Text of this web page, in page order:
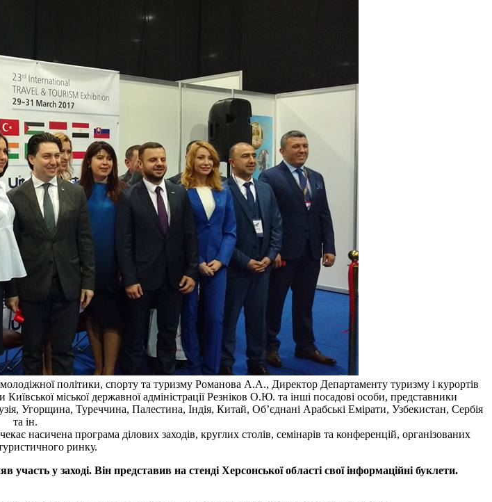
політики, спорту та туризму Романова А.А., Директор Департаменту туризму і курортів
міської державної адміністрації Резніков О.Ю. та інші посадові особи, представники
Угорщина, Туреччина, Палестина, Індія, Китай, Об’єднані Арабські Емірати, Узбекистан, Сербія
та ін.
насичена програма ділових заходів, круглих столів, семінарів та конференцій, організованих
ринку.
у заході. Він представив на стенді Херсонської області свої інформаційні буклети.